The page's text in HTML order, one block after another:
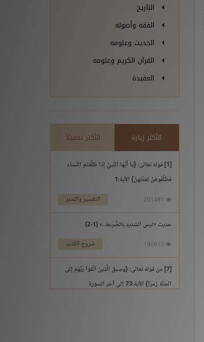
التاريخ
الفقه وأصوله
الحديث وعلومه
القرآن الكريم وعلومه
العقيدة
الأكثر زيارة الأكثر تحميلاً
[1] قوله تعالى: {يَا أَيُّهَا النَّبِيُّ إِذَا طَلَّقْتُمُ النِّسَاء
فَطَلِّقُوهُنَّ لِعِدَّتِهِنَّ} الآية:1
التفسير والتدبر
حديث «ليس الشديد بالصُّرَعة..» (1-2)
شروح الكتب
[7] من قوله تعالى: {وَسِيقَ الَّذِينَ اتَّقَوْا رَبَّهُمْ إِلَى
الْجَنَّةِ زُمَرًا} الآية:73 إلى آخر السورة